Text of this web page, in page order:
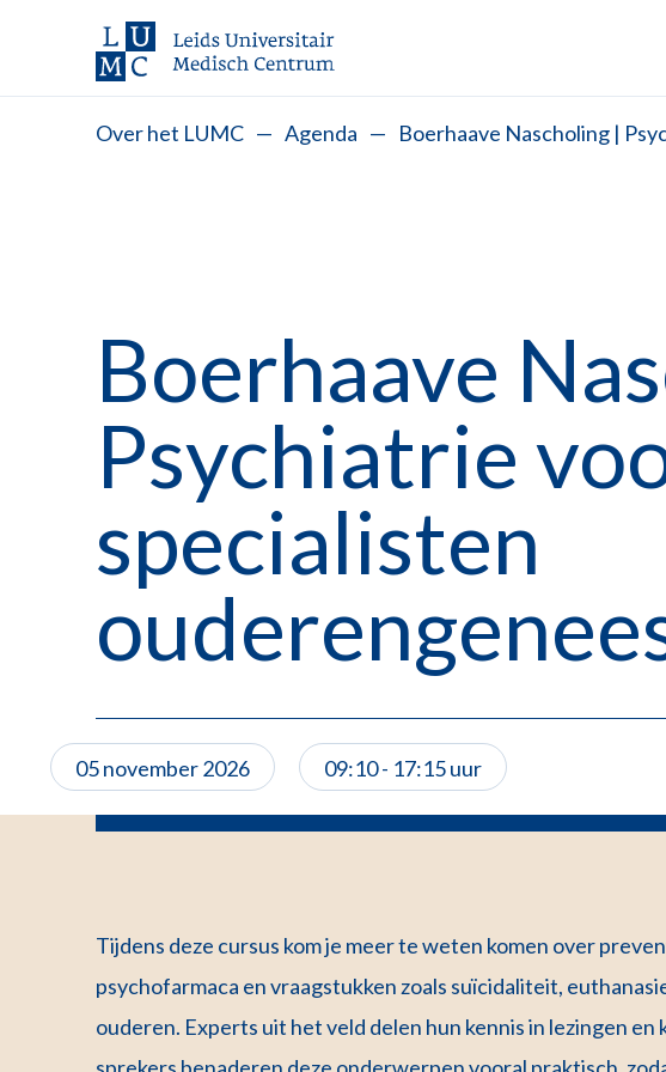
Over het LUMC — Agenda — Boerhaave Nascholing |
Boerhaave
Psychiatrie
specialisten
05 november 2026 09:10 - 17:15 uur
Tijdens deze cursus kom je meer te weten komen over
psychofarmaca en vraagstukken zoals suïcidaliteit,
ouderen. Experts uit het veld delen hun kennis in lezingen